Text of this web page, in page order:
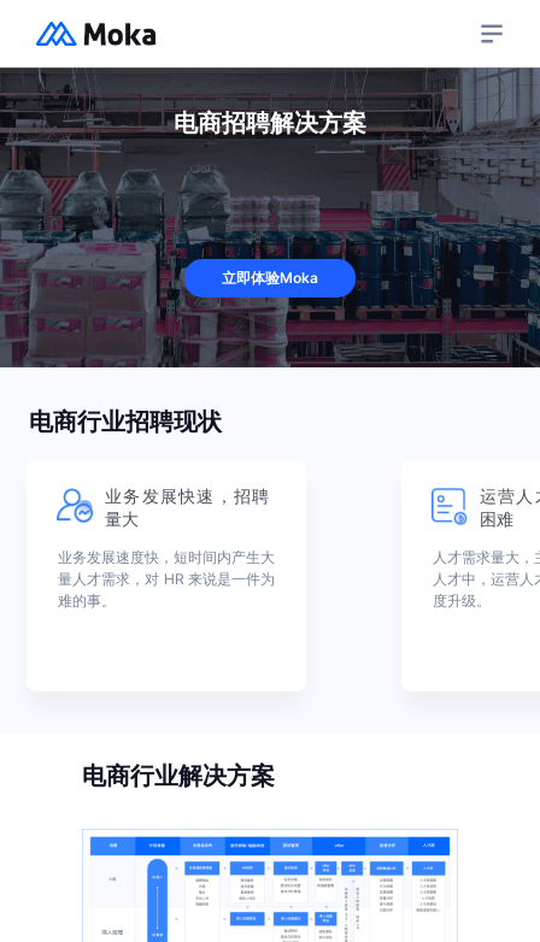
产品
Moka招聘智能化招聘管理系统
招聘流程管理
企业人才库
招聘数据分析
Moka People智能化人力资源管理系统
组织人事
薪酬管理
绩效管理
新一代AI原生的HR SaaS产品
解决方案
招入一体
人事管理一体化
内推
人工智能
智能制造
教育
互联网
客户案例
摩卡研习社
客户故事
热门活动
关于我们
关于 Moka
加入我们
媒体报道
电商招聘解决方案
立即体验Moka
电商行业招聘现状
业务发展快速，招聘
量大
业务发展速度快，短时间内产生大
量人才需求，对 HR 来说是一件为
难的事。
运营人
困难
人才需求量大
人才中，运营
度升级。
电商行业解决方案